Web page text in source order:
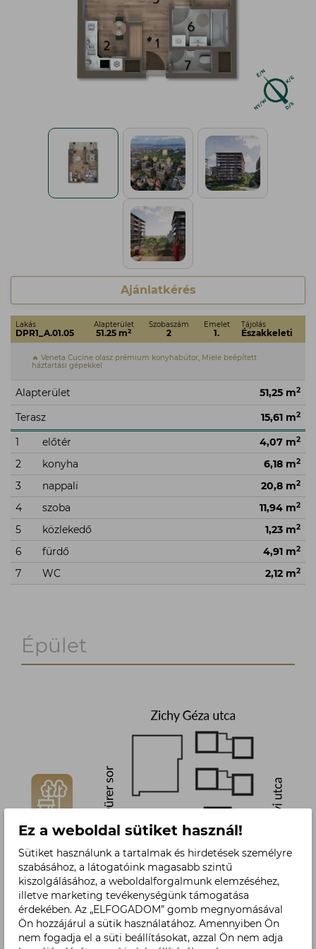
Ajánlatkérés
Lakás
DPR1_A.01.05
Alapterület
51.25 m2
Szobaszám
2
Emelet
1.
Tájolás
Északkeleti
🔥 Veneta Cucine olasz prémium konyhabútor, Miele beépített
háztartási gépekkel
Alapterület 51,25 m2
Terasz 15,61 m2
1 előtér 4,07 m2
2 konyha 6,18 m2
3 nappali 20,8 m2
4 szoba 11,94 m2
5 közlekedő 1,23 m2
6 fürdő 4,91 m2
7 WC 2,12 m2
Épület
Ez a weboldal sütiket használ!
Sütiket használunk a tartalmak és hirdetések személyre
szabásához, a látogatóink magasabb szintű
kiszolgálásához, a weboldalforgalmunk elemzéséhez,
illetve marketing tevékenységünk támogatása
érdekében. Az „ELFOGADOM” gomb megnyomásával
Ön hozzájárul a sütik használatához. Amennyiben Ön
nem fogadja el a süti beállításokat, azzal Ön nem adja